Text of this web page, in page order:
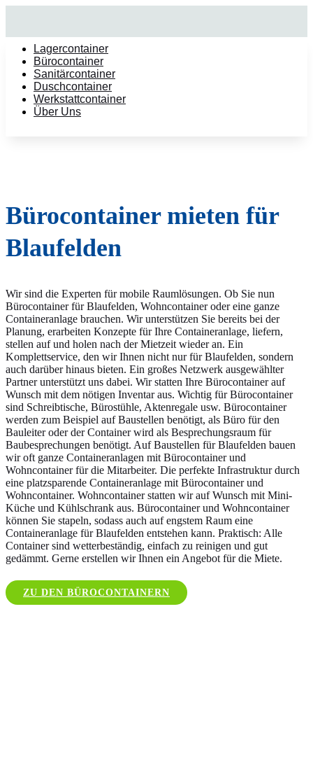
Lagercontainer
Bürocontainer
Sanitärcontainer
Duschcontainer
Werkstattcontainer
Über Uns
Bürocontainer mieten für
Blaufelden
Wir sind die Experten für mobile Raumlösungen. Ob Sie nun
Bürocontainer für Blaufelden, Wohncontainer oder eine ganze
Containeranlage brauchen. Wir unterstützen Sie bereits bei der
Planung, erarbeiten Konzepte für Ihre Containeranlage, liefern,
stellen auf und holen nach der Mietzeit wieder an. Ein
Komplettservice, den wir Ihnen nicht nur für Blaufelden, sondern
auch darüber hinaus bieten. Ein großes Netzwerk ausgewählter
Partner unterstützt uns dabei. Wir statten Ihre Bürocontainer auf
Wunsch mit dem nötigen Inventar aus. Wichtig für Bürocontainer
sind Schreibtische, Bürostühle, Aktenregale usw. Bürocontainer
werden zum Beispiel auf Baustellen benötigt, als Büro für den
Bauleiter oder der Container wird als Besprechungsraum für
Baubesprechungen benötigt. Auf Baustellen für Blaufelden bauen
wir oft ganze Containeranlagen mit Bürocontainer und
Wohncontainer für die Mitarbeiter. Die perfekte Infrastruktur durch
eine platzsparende Containeranlage mit Bürocontainer und
Wohncontainer. Wohncontainer statten wir auf Wunsch mit Mini-
Küche und Kühlschrank aus. Bürocontainer und Wohncontainer
können Sie stapeln, sodass auch auf engstem Raum eine
Containeranlage für Blaufelden entstehen kann. Praktisch: Alle
Container sind wetterbeständig, einfach zu reinigen und gut
gedämmt. Gerne erstellen wir Ihnen ein Angebot für die Miete.
ZU DEN BÜROCONTAINERN